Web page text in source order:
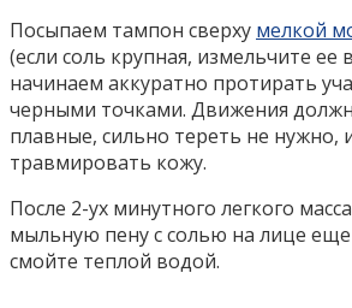
Посыпаем тампон сверху мелкой
(если соль крупная, измельчите ее
начинаем аккуратно протирать
черными точками. Движения
плавные, сильно тереть не нужно,
травмировать кожу.
После 2-ух минутного легкого
мыльную пену с солью на лице
смойте теплой водой.